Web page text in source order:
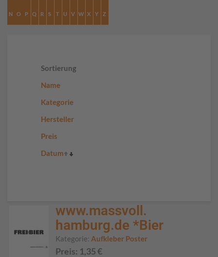
N O P Q R S T U V W X Y Z
Sortierung
Name
Kategorie
Hersteller
Preis
Datum
www.massvoll.
hamburg.de *Bier
Kategorie: Aufkleber Poster
Preis: 1,35€